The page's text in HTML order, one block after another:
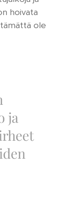
hoivata
ole
ja